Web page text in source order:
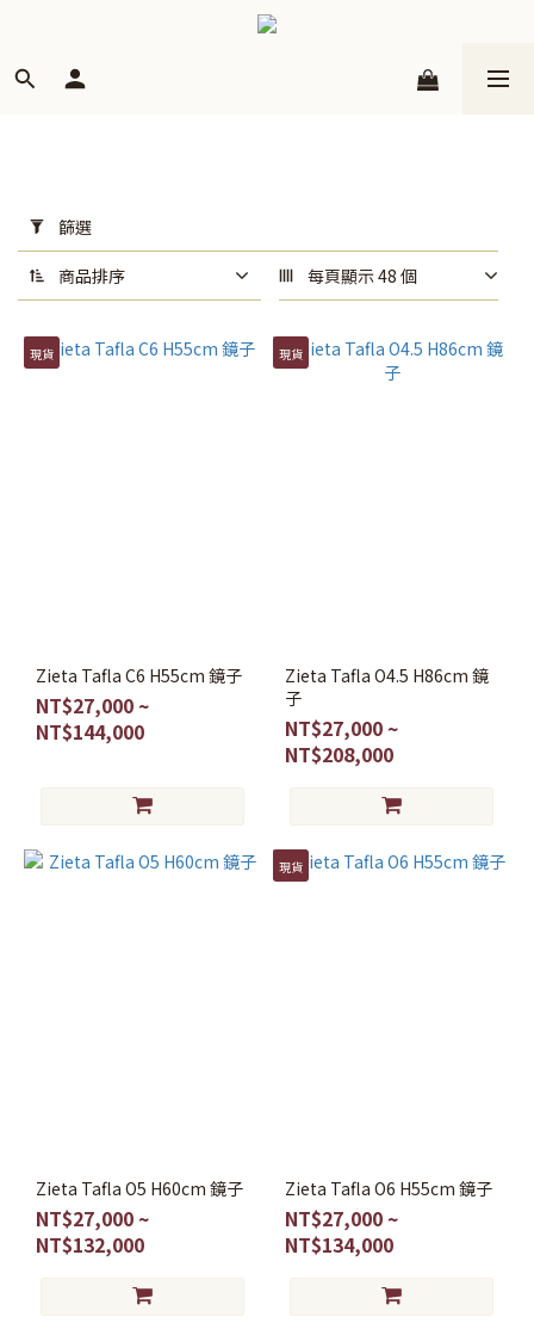
用
篩
選
(0/20)
品
現
貨
現
(12)
燈
飾
吊
燈
篩選
商品排序 每頁顯示 48 個
現貨
Zieta Tafla C6 H55cm 鏡子
NT$27,000 ~
NT$144,000
現貨
Zieta Tafla O4.5 H86cm 鏡
子
NT$27,000 ~
NT$208,000
Zieta Tafla O5 H60cm 鏡子
NT$27,000 ~
NT$132,000
現貨
Zieta Tafla O6 H55cm 鏡子
NT$27,000 ~
NT$134,000